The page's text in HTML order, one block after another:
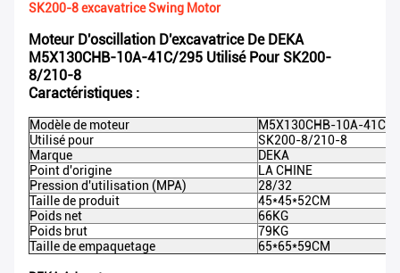
SK200-8 excavatrice Swing Motor
Moteur D'oscillation D'excavatrice De DEKA
M5X130CHB-10A-41C/295 Utilisé Pour SK200-
8/210-8
Caractéristiques :
Modèle de moteur
M5X130CHB-10A-41C/
Utilisé pour
SK200-8/210-8
Marque
DEKA
Point d'origine
LA CHINE
Pression d'utilisation (MPA)
28/32
Taille de produit
45*45*52CM
Poids net
66KG
Poids brut
79KG
Taille de empaquetage
65*65*59CM